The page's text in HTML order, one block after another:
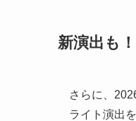
新演出も
さらに、
ライト演出を